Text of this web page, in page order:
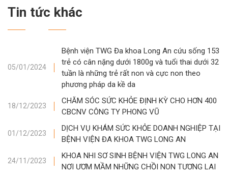
Tin tức khác
05/01/2024
Bệnh viện TWG Đa khoa Long An cứu sống 153
trẻ có cân nặng dưới 1800g và tuổi thai dưới 32
tuần là những trẻ rất non và cực non theo
phương pháp da kề da
18/12/2023
CHĂM SÓC SỨC KHỎE ĐỊNH KỲ CHO HƠN 400
CBCNV CÔNG TY PHONG VŨ
01/12/2023
DỊCH VỤ KHÁM SỨC KHỎE DOANH NGHIỆP TẠI
BỆNH VIỆN ĐA KHOA TWG LONG AN
24/11/2023
KHOA NHI SƠ SINH BỆNH VIỆN TWG LONG AN
NƠI ƯƠM MẦM NHỮNG CHỒI NON TƯƠNG LAI